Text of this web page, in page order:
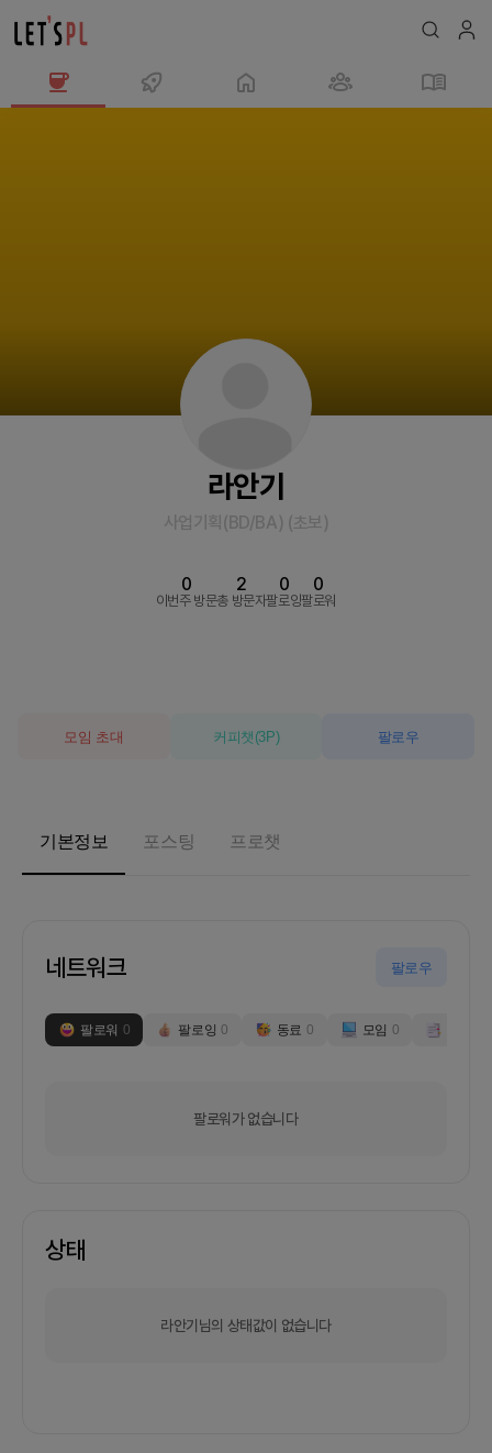
라안기
사업기획(BD/BA) (초보)
이번주 방문
0
총 방문자
2
팔로잉
0
팔로워
0
모임 초대 커피챗 (3P) 팔로우
기본정보 포스팅 프로챗
네트워크 팔로우
팔로워 0 팔로잉 0 동료 0 모임 0
팔로워가 없습니다
상태
라안기님의 상태값이 없습니다